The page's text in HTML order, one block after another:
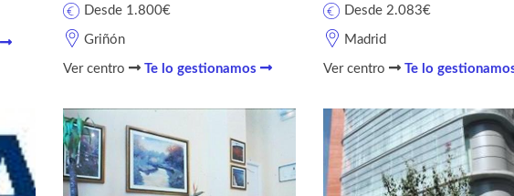
Griñón
Desde 1.800€
Ver centro Te lo gestionamos
Madrid
Desde 2.083€
Ver centro Te lo